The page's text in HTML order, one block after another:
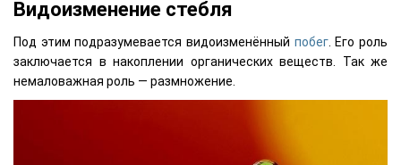
Видоизменение стебля
Под этим подразумевается видоизменённый побег. Его роль
заключается в накоплении органических веществ. Так же
немаловажная роль — размножение.